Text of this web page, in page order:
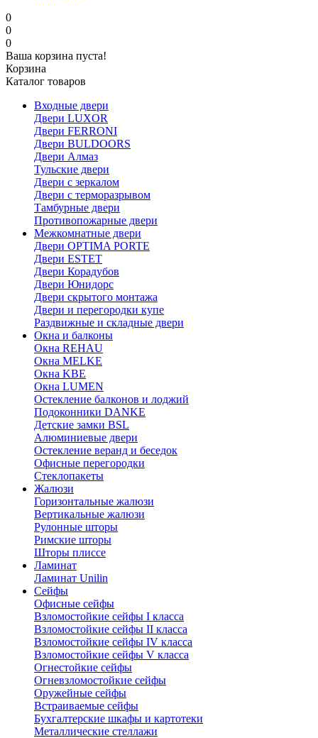
0
0
0
Ваша корзина пуста!
Корзина
Каталог товаров
Входные двери
Двери LUXOR
Двери FERRONI
Двери BULDOORS
Двери Алмаз
Тульские двери
Двери с зеркалом
Двери с терморазрывом
Тамбурные двери
Противопожарные двери
Межкомнатные двери
Двери OPTIMA PORTE
Двери ESTET
Двери Корадубов
Двери Юнидорс
Двери скрытого монтажа
Двери и перегородки купе
Раздвижные и складные двери
Окна и балконы
Окна REHAU
Окна MELKE
Окна KBE
Окна LUMEN
Остекление балконов и лоджий
Подоконники DANKE
Детские замки BSL
Алюминиевые двери
Остекление веранд и беседок
Офисные перегородки
Стеклопакеты
Жалюзи
Горизонтальные жалюзи
Вертикальные жалюзи
Рулонные шторы
Римские шторы
Шторы плиссе
Ламинат
Ламинат Unilin
Сейфы
Офисные сейфы
Взломостойкие сейфы I класса
Взломостойкие сейфы II класса
Взломостойкие сейфы IV класса
Взломостойкие сейфы V класса
Огнестойкие сейфы
Огневзломостойкие сейфы
Оружейные сейфы
Встраиваемые сейфы
Бухгалтерские шкафы и картотеки
Металлические стеллажи